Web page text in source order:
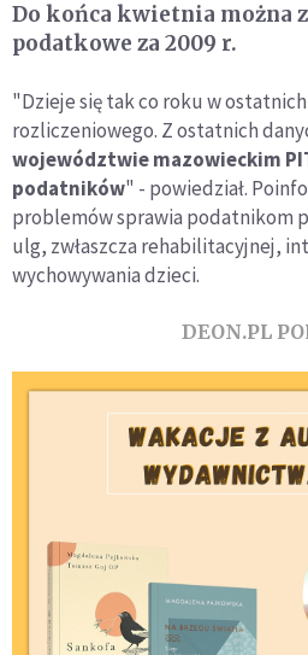
Do końca kwietnia można
podatkowe za 2009 r.
"Dzieje się tak co roku w
rozliczeniowego. Z ostatnich
województwie mazowieckim
podatników" - powiedział.
problemów sprawia podatnikom
ulg, zwłaszcza rehabilitacyjnej,
wychowywania dzieci.
DEON.PL